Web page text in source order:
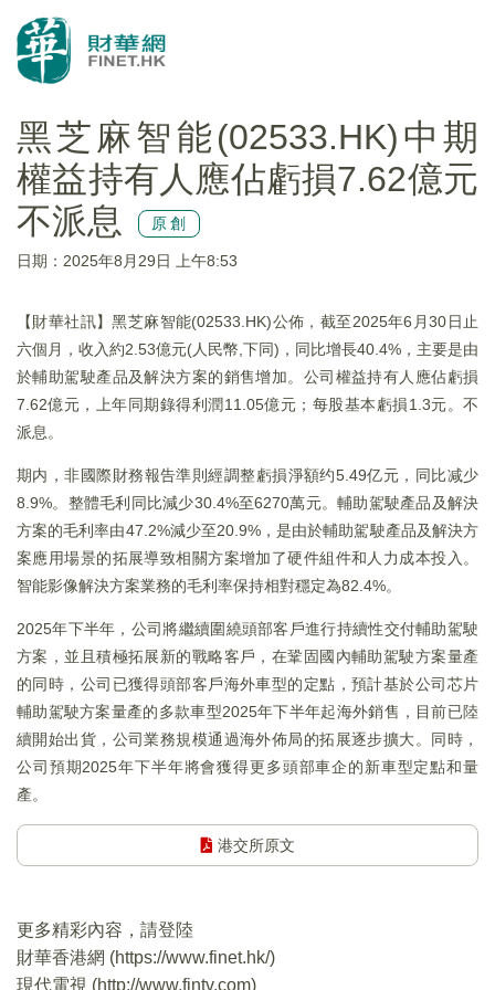
黑芝麻智能(02533.HK)中期
權益持有人應佔虧損7.62億元
不派息
原創
日期：2025年8月29日 上午8:53
【財華社訊】黑芝麻智能(02533.HK)公佈，截至2025年6月30日止
六個月，收入約2.53億元(人民幣,下同)，同比增長40.4%，主要是由
於輔助駕駛產品及解決方案的銷售增加。公司權益持有人應佔虧損
7.62億元，上年同期錄得利潤11.05億元；每股基本虧損1.3元。不
派息。
期内，非國際財務報告準則經調整虧損淨額约5.49亿元，同比减少
8.9%。整體毛利同比減少30.4%至6270萬元。輔助駕駛產品及解決
方案的毛利率由47.2%減少至20.9%，是由於輔助駕駛產品及解決方
案應用場景的拓展導致相關方案增加了硬件組件和人力成本投入。
智能影像解決方案業務的毛利率保持相對穩定為82.4%。
2025年下半年，公司將繼續圍繞頭部客戶進行持續性交付輔助駕駛
方案，並且積極拓展新的戰略客戶，在鞏固國內輔助駕駛方案量產
的同時，公司已獲得頭部客戶海外車型的定點，預計基於公司芯片
輔助駕駛方案量產的多款車型2025年下半年起海外銷售，目前已陸
續開始出貨，公司業務規模通過海外佈局的拓展逐步擴大。同時，
公司預期2025年下半年將會獲得更多頭部車企的新車型定點和量
產。
港交所原文
更多精彩內容，請登陸
財華香港網 (https://www.finet.hk/)
現代電視 (http://www.fintv.com)